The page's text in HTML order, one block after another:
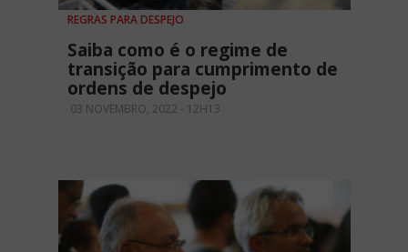
REGRAS PARA DESPEJO
Saiba como é o regime de
transição para cumprimento de
ordens de despejo
03 NOVEMBRO, 2022 - 12H13